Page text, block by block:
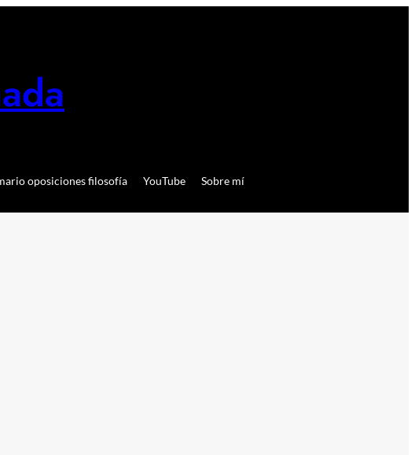
oposiciones filosofía YouTube Sobre mí